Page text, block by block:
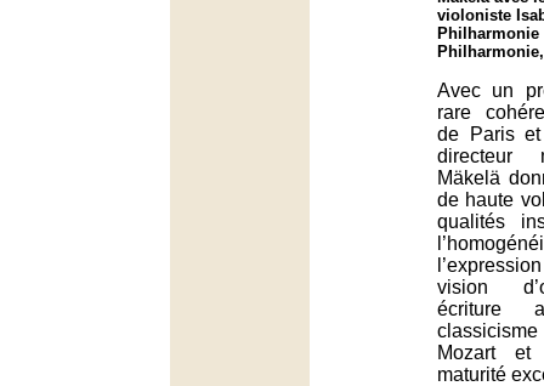
violoniste
Philharmonie
Avec un
rare
de Paris
directeur
Mäkelä
de haute
qualités
vision
écriture
Mozart et
maturité